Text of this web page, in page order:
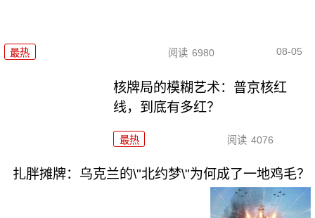
最热 阅读 6980 08-05
核牌局的模糊艺术：普京核红
线，到底有多红？
最热 阅读 4076
扎胖摊牌：乌克兰的\"北约梦\"为何成了一地鸡毛？